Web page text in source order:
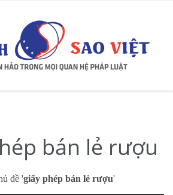
bán lẻ rượu
đề 'giấy phép bán lẻ rượu'